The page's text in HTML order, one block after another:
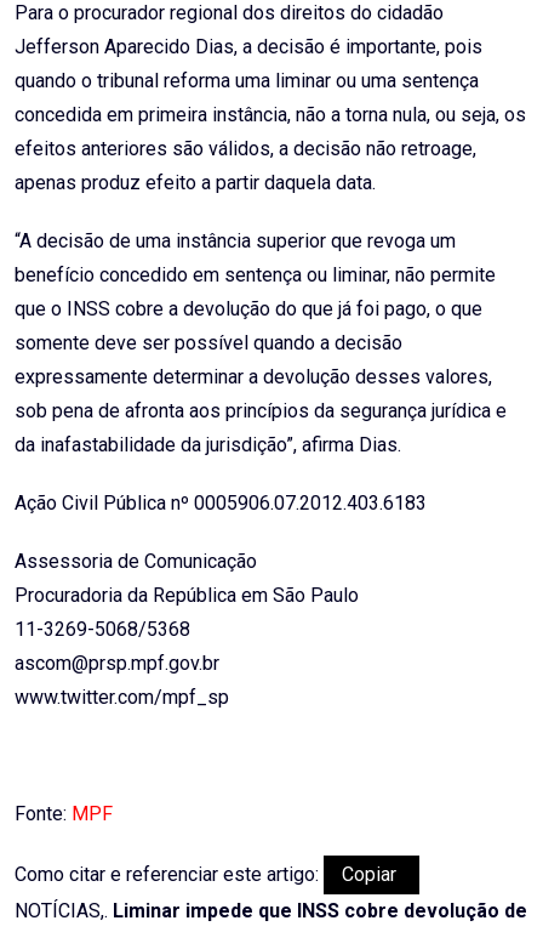
Para o procurador regional dos direitos do cidadão
Jefferson Aparecido Dias, a decisão é importante, pois
quando o tribunal reforma uma liminar ou uma sentença
concedida em primeira instância, não a torna nula, ou seja, os
efeitos anteriores são válidos, a decisão não retroage,
apenas produz efeito a partir daquela data.
“A decisão de uma instância superior que revoga um
benefício concedido em sentença ou liminar, não permite
que o INSS cobre a devolução do que já foi pago, o que
somente deve ser possível quando a decisão
expressamente determinar a devolução desses valores,
sob pena de afronta aos princípios da segurança jurídica e
da inafastabilidade da jurisdição”, afirma Dias.
Ação Civil Pública nº 0005906.07.2012.403.6183
Assessoria de Comunicação
Procuradoria da República em São Paulo
11-3269-5068/5368
ascom@prsp.mpf.gov.br
www.twitter.com/mpf_sp
Fonte: MPF
Como citar e referenciar este artigo:
Copiar
NOTÍCIAS,. Liminar impede que INSS cobre devolução de